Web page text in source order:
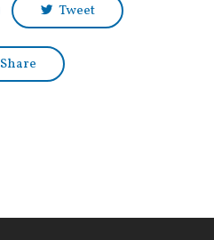
Tweet
Share